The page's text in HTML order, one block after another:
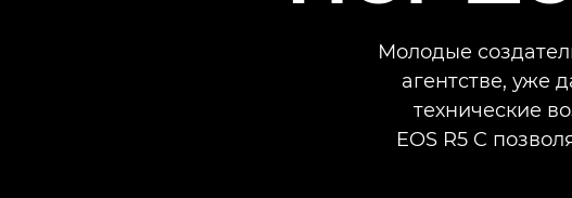
Молодые
агентстве, уже
технические
EOS R5 C